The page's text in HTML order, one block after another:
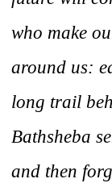
who make
around us:
long trail
Bathsheba
and then